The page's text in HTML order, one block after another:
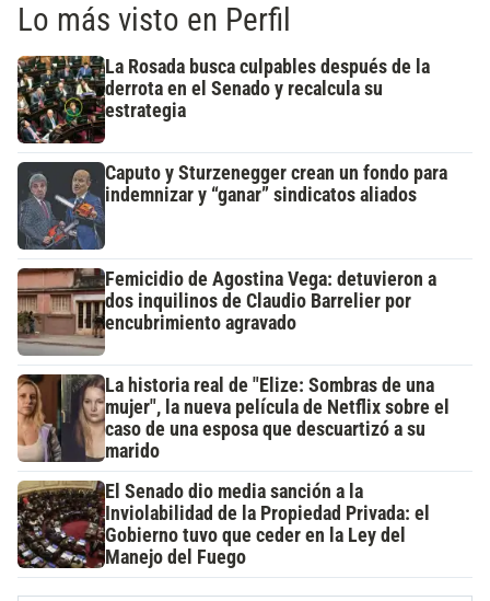
Lo más visto en Perfil
La Rosada busca culpables después de la
derrota en el Senado y recalcula su
estrategia
Caputo y Sturzenegger crean un fondo para
indemnizar y “ganar” sindicatos aliados
Femicidio de Agostina Vega: detuvieron a
dos inquilinos de Claudio Barrelier por
encubrimiento agravado
La historia real de "Elize: Sombras de una
mujer", la nueva película de Netflix sobre el
caso de una esposa que descuartizó a su
marido
El Senado dio media sanción a la
Inviolabilidad de la Propiedad Privada: el
Gobierno tuvo que ceder en la Ley del
Manejo del Fuego